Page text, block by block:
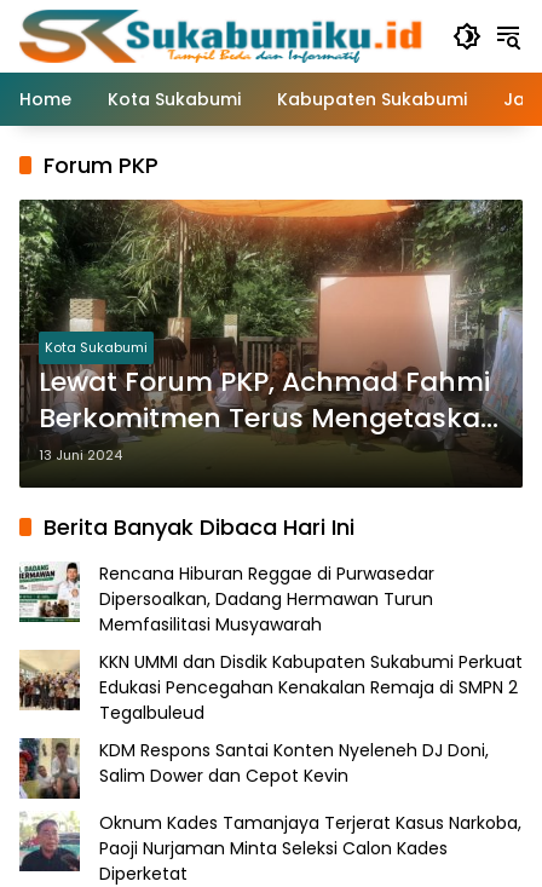
Langsung
konten
Home
Kota Sukabumi Kabupaten Sukabumi
Forum PKP
Kota Sukabumi
Lewat Forum PKP, Achmad Fahmi
Berkomitmen Terus Mengetaskan
Kawasan Kumuh
13 Juni 2024
Berita Banyak Dibaca Hari Ini
Rencana Hiburan Reggae di Purwasedar
Dipersoalkan, Dadang Hermawan Turun
Memfasilitasi Musyawarah
KKN UMMI dan Disdik Kabupaten Sukabumi Perkuat
Edukasi Pencegahan Kenakalan Remaja di SMPN 2
Tegalbuleud
KDM Respons Santai Konten Nyeleneh DJ Doni,
Salim Dower dan Cepot Kevin
Oknum Kades Tamanjaya Terjerat Kasus Narkoba,
Paoji Nurjaman Minta Seleksi Calon Kades
Diperketat